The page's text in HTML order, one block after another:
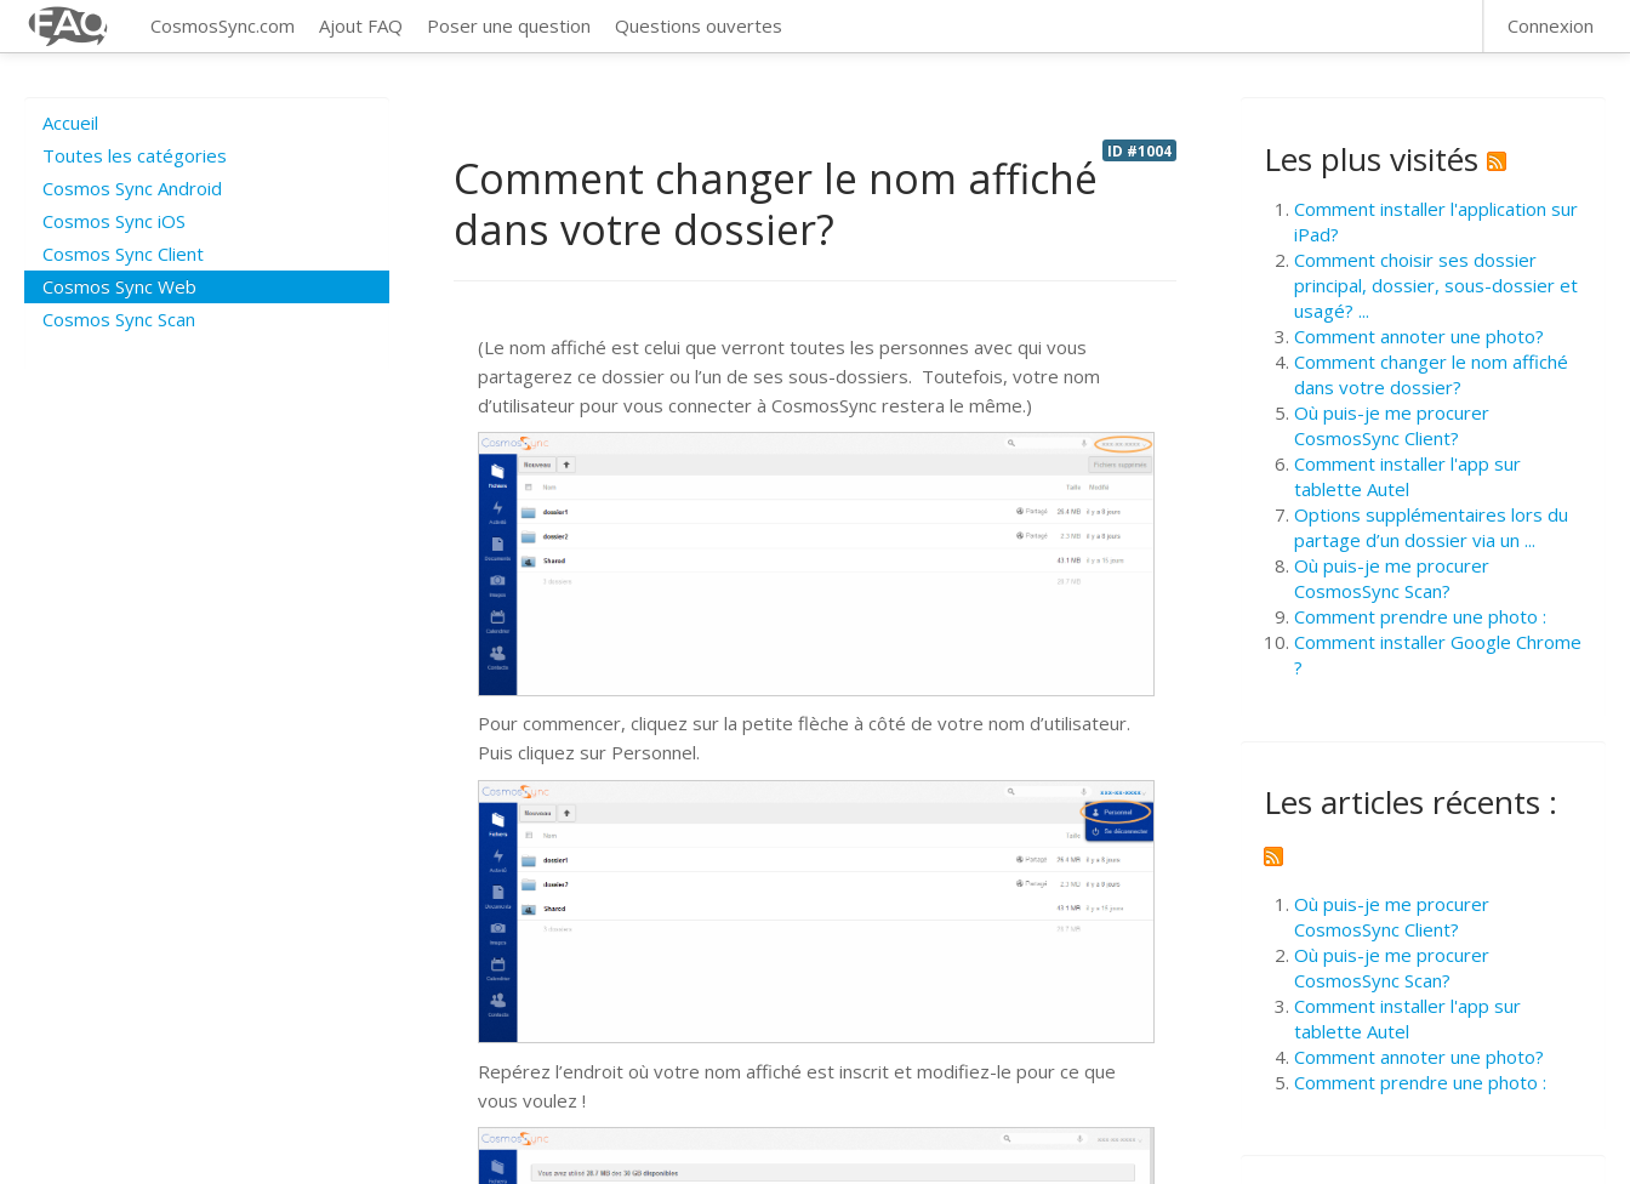
CosmosSync.com Ajout FAQ Poser une question Questions ouvertes Connexion
Accueil
Toutes les catégories
Cosmos Sync Android
Cosmos Sync iOS
Cosmos Sync Client
Cosmos Sync Web
Cosmos Sync Scan
ID #1004
Comment changer le nom affiché
dans votre dossier?
(Le nom affiché est celui que verront toutes les personnes avec qui vous
partagerez ce dossier ou l’un de ses sous-dossiers. Toutefois, votre nom
d’utilisateur pour vous connecter à CosmosSync restera le même.)
Pour commencer, cliquez sur la petite flèche à côté de votre nom d’utilisateur.
Puis cliquez sur Personnel.
Repérez l’endroit où votre nom affiché est inscrit et modifiez-le pour ce que
vous voulez !
Les plus visités
Comment installer l'application sur
iPad?
Comment choisir ses dossier
principal, dossier, sous-dossier et
usagé? ...
Comment annoter une photo?
Comment changer le nom affiché
dans votre dossier?
Où puis-je me procurer
CosmosSync Client?
Comment installer l'app sur
tablette Autel
Options supplémentaires lors du
partage d’un dossier via un ...
Où puis-je me procurer
CosmosSync Scan?
Comment prendre une photo :
Comment installer Google Chrome
?
Les articles récents :
Où puis-je me procurer
CosmosSync Client?
Où puis-je me procurer
CosmosSync Scan?
Comment installer l'app sur
tablette Autel
Comment annoter une photo?
Comment prendre une photo :